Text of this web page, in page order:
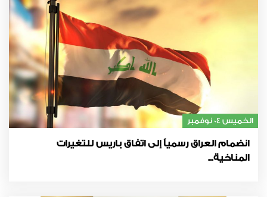
الخميس 04 نوفمبر
انضمام العراق رسمياً إلى اتفاق باريس للتغيرات
المناخية...